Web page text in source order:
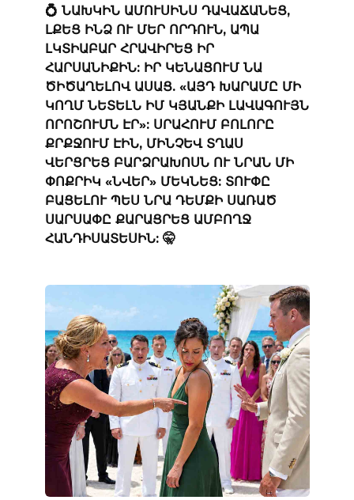
💍 ՆԱԽԿԻՆ ԱՄՈՒՍԻՆՍ ԴԱՎԱՃԱՆԵՑ,
ԼՔԵՑ ԻՆՁ ՈՒ ՄԵՐ ՈՐԴՈՒՆ, ԱՊԱ
ԼԿՏԻԱԲԱՐ ՀՐԱՎԻՐԵՑ ԻՐ
ՀԱՐՍԱՆԻՔԻՆ: ԻՐ ԿԵՆԱՑՈՒՄ ՆԱ
ԾԻԾԱՂԵԼՈՎ ԱՍԱՑ. «ԱՅԴ ԽԱՐԱՄԸ ՄԻ
ԿՈՂՄ ՆԵՏԵԼՆ ԻՄ ԿՅԱՆՔԻ ԼԱՎԱԳՈՒՅՆ
ՈՐՈՇՈՒՄՆ ԷՐ»: ՍՐԱՀՈՒՄ ԲՈԼՈՐԸ
ՔՐՔՋՈՒՄ ԷԻՆ, ՄԻՆՉԵՎ ՏՂԱՍ
ՎԵՐՑՐԵՑ ԲԱՐՁՐԱԽՈՍՆ ՈՒ ՆՐԱՆ ՄԻ
ՓՈՔՐԻԿ «ՆՎԵՐ» ՄԵԿՆԵՑ: ՏՈՒՓԸ
ԲԱՑԵԼՈՒ ՊԵՍ ՆՐԱ ԴԵՄՔԻ ՍԱՌԱԾ
ՍԱՐՍԱՓԸ ՔԱՐԱՑՐԵՑ ԱՄԲՈՂՋ
ՀԱՆԴԻՍԱՏԵՍԻՆ: 🤫